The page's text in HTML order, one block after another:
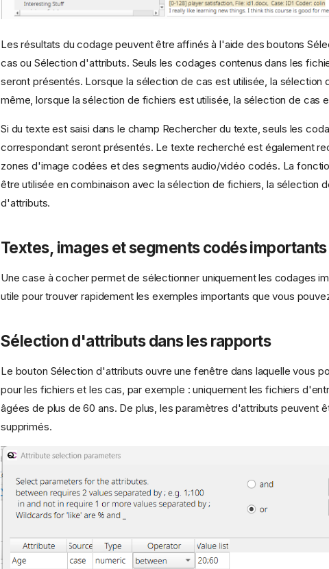
Les résultats du codage peuvent être affinés à l'aide des boutons
cas ou Sélection d'attributs. Seuls les codages contenus dans les
seront présentés. Lorsque la sélection de cas est utilisée, la sélection
même, lorsque la sélection de fichiers est utilisée, la sélection de cas
Si du texte est saisi dans le champ Rechercher du texte, seuls les
correspondant seront présentés. Le texte recherché est également
zones d'image codées et des segments audio/vidéo codés. La
être utilisée en combinaison avec la sélection de fichiers, la sélection
d'attributs.
Textes, images et segments codés importants
Une case à cocher permet de sélectionner uniquement les codages
utile pour trouver rapidement les exemples importants que vous
Sélection d'attributs dans les rapports
Le bouton Sélection d'attributs ouvre une fenêtre dans laquelle vous
pour les fichiers et les cas, par exemple : uniquement les fichiers
âgées de plus de 60 ans. De plus, les paramètres d'attributs peuvent
supprimés.